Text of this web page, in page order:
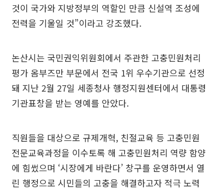
것이 국가와 지방정부의 역할인 만큼 신설역 조성에
전력을 기울일 것”이라고 강조했다.
논산시는 국민권익위원회에서 주관한 고충민원처리
평가 옴부즈만 부문에서 전국 1위 우수기관으로 선정
돼 지난 2월 27일 세종청사 행정지원센터에서 대통령
기관표창을 받는 영예를 안았다.
직원들을 대상으로 규제개혁, 친절교육 등 고충민원
전문교육과정을 이수토록 해 고충민원처리 역량 함양
에 힘썼으며 ‘시장에게 바란다’ 창구를 운영하면서 열
린 행정으로 시민들의 고충을 해결하고자 적극 노력